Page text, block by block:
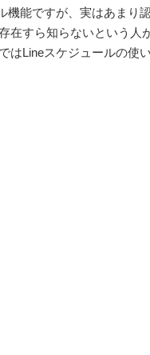
機能ですが、実はあまり
在すら知らないという人
はLineスケジュールの使